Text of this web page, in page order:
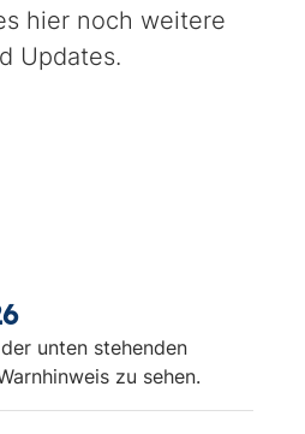
hier noch weitere
Updates.
unten stehenden
zu sehen.